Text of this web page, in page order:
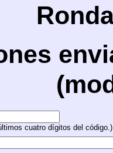
cuatro dígitos del código.)